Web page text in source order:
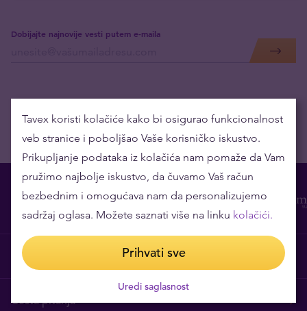
Dobijajte najnovije vesti putem e-maila
O nama
Česta pitanja
Tavex koristi kolačiće kako bi osigurao funkcionalnost
veb stranice i poboljšao Vaše korisničko iskustvo.
Prikupljanje podataka iz kolačića nam pomaže da Vam
pružimo najbolje iskustvo, da čuvamo Vaš račun
bezbednim i omogućava nam da personalizujemo
sadržaj oglasa. Možete saznati više na linku kolačići.
Prihvati sve
Uredi saglasnost